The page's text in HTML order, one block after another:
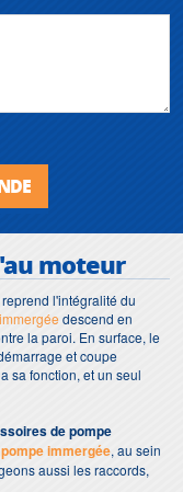
moteur
reprend l'intégralité du
descend en
la paroi. En surface, le
et coupe
sa fonction, et un seul
de pompe
immergée, au sein
aussi les raccords,